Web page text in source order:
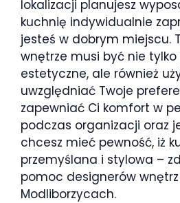
lokalizacji planujesz
kuchnię indywidualnie
jesteś w dobrym miejscu.
wnętrze musi być nie tylko
estetyczne, ale również
uwzględniać Twoje
zapewniać Ci komfort w
podczas organizacji oraz
chcesz mieć pewność, iż
przemyślana i stylowa –
pomoc designerów
Modliborzycach.